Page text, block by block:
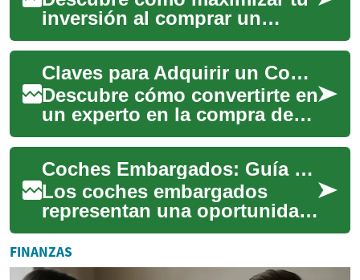
inversión al comprar un
vehículo usado. Esta guía
detallada te proporciona
estrategias pro...
Claves para Adquirir un Coche de Segunda Mano con Éxito
Descubre cómo convertirte en
un experto en la compra de
vehículos usados. Desde la
evaluación del estado del
coche ha...
Coches Embargados: Guía Completa para Comprar Vehículos en Subasta
Los coches embargados
representan una oportunidad
única para adquirir vehículos
a precios más bajos que en el
mercado...
FINANZAS